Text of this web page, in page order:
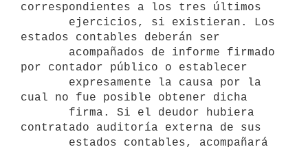
correspondientes a los tres últimos
estados contables deberán ser
por contador público o establecer
cual no fue posible obtener dicha
contratado auditoría externa de sus